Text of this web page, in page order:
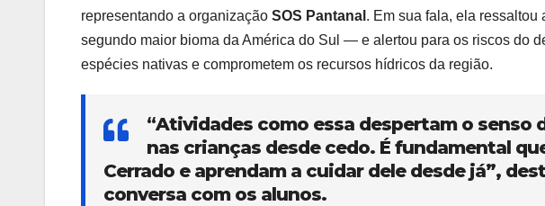
representando a organização SOS Pantanal . Em sua fala, ela
segundo maior bioma da América do Sul — e alertou para os riscos do
espécies nativas e comprometem os recursos hídricos da região.
“Atividades como essa despertam o senso
nas crianças desde cedo. É fundamental
Cerrado e aprendam a cuidar dele desde já”,
conversa com os alunos.